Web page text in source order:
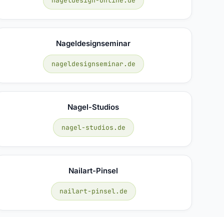
Nageldesignseminar
nageldesignseminar.de
Nagel-Studios
nagel-studios.de
Nailart-Pinsel
nailart-pinsel.de